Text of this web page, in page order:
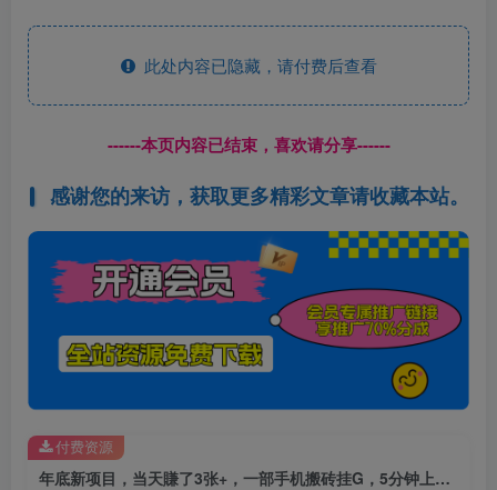
此处内容已隐藏，请付费后查看
------本页内容已结束，喜欢请分享------
感谢您的来访，获取更多精彩文章请收藏本站。
年底新项目，当天賺了3张+，一部手机搬砖挂G，5分钟上手，保姆级教程【揭秘】
付费资源